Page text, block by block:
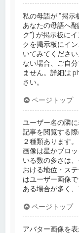
私の母語が “掲示
あなたの母語へ
ク”) が掲示板に
クを掲示板にイ
いてみてくださ
ない場合、ご自
ません。詳細は
さい。
ページトップ
ユーザー名の隣
記事を閲覧する
２種類あります
画像は星かブロ
いる数の多さは
おける地位・ス
はユーザー画像
ある場合が多く
ページトップ
アバター画像を